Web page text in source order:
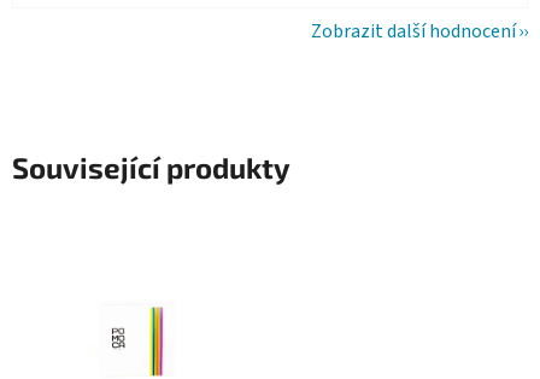
Zobrazit další hodnocení
Související produkty